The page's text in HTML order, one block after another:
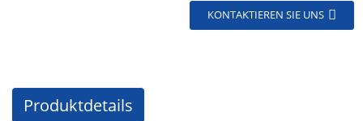
KONTAKTIEREN SIE UNS
Produktdetails